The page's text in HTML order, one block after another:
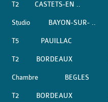
T2 CASTETS-EN ..
Studio BAYON-SUR- ..
T5 PAUILLAC
T2 BORDEAUX
Chambre BEGLES
T2 BORDEAUX